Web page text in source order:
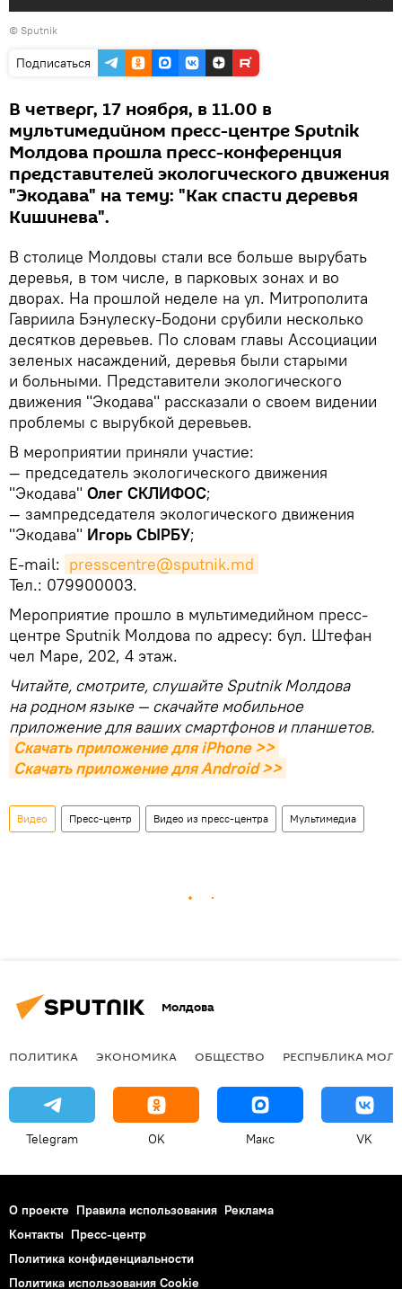
© Sputnik
Подписаться
В четверг, 17 ноября, в 11.00 в
мультимедийном пресс-центре Sputnik
Молдова прошла пресс-конференция
представителей экологического движения
"Экодава" на тему: "Как спасти деревья
Кишинева".
В столице Молдовы стали все больше вырубать
деревья, в том числе, в парковых зонах и во
дворах. На прошлой неделе на ул. Митрополита
Гавриила Бэнулеску-Бодони срубили несколько
десятков деревьев. По словам главы Ассоциации
зеленых насаждений, деревья были старыми
и больными. Представители экологического
движения "Экодава" рассказали о своем видении
проблемы с вырубкой деревьев.
В мероприятии приняли участие:
— председатель экологического движения
"Экодава" Олег СКЛИФОС;
— зампредседателя экологического движения
"Экодава" Игорь СЫРБУ;
E-mail: presscentre@sputnik.md
Тел.: 079900003.
Мероприятие прошло в мультимедийном пресс-
центре Sputnik Молдова по адресу: бул. Штефан
чел Маре, 202, 4 этаж.
Читайте, смотрите, слушайте Sputnik Молдова
на родном языке — скачайте мобильное
приложение для ваших смартфонов и планшетов.
Скачать приложение для iPhone >>
Скачать приложение для Android >>
Видео Пресс-центр Видео из пресс-центра Мультимедиа
Молдова
ПОЛИТИКА ЭКОНОМИКА ОБЩЕСТВО РЕСПУБЛИКА
Telegram OK Макс VK
О проекте Правила использования Реклама
Контакты Пресс-центр
Политика конфиденциальности
Политика использования Cookie